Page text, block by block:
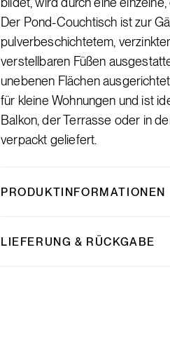
Der Pond-Couchtisch ist zur
pulverbeschichtetem,
verstellbaren Füßen
unebenen Flächen
für kleine Wohnungen und ist
Balkon, der Terrasse oder in
verpackt geliefert.
PRODUKTINFORMATIONEN
LIEFERUNG & RÜCKGABE